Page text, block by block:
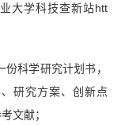
大学科技查新站htt
科学研究计划书，
研究方案、创新点
文献；